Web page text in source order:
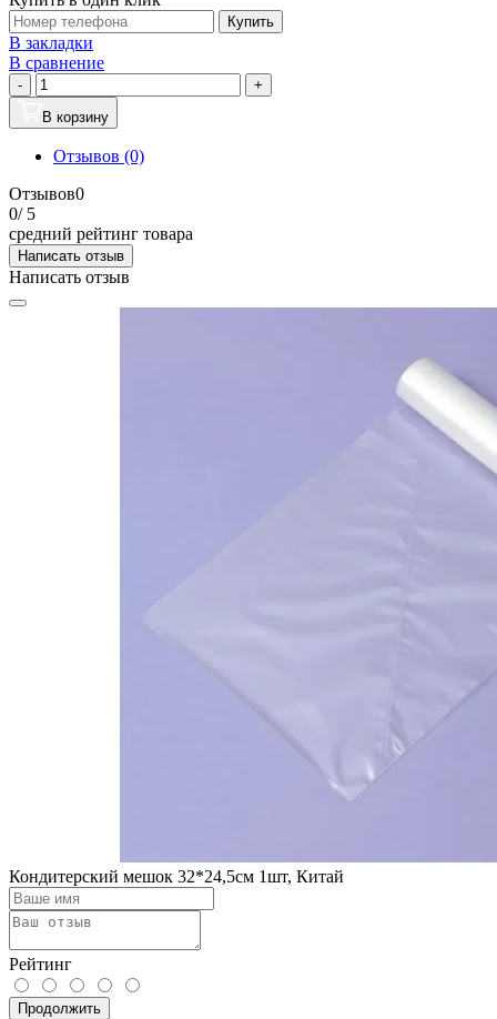
Купить
В закладки
В сравнение
-
+
В корзину
Отзывов (0)
Отзывов0
0/ 5
средний рейтинг товара
Написать отзыв
Написать отзыв
Кондитерский мешок 32*24,5см 1шт, Китай
Рейтинг
Продолжить